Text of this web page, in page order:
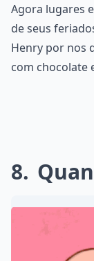
Agora lugares
de seus
Henry por nos
com chocolate
8